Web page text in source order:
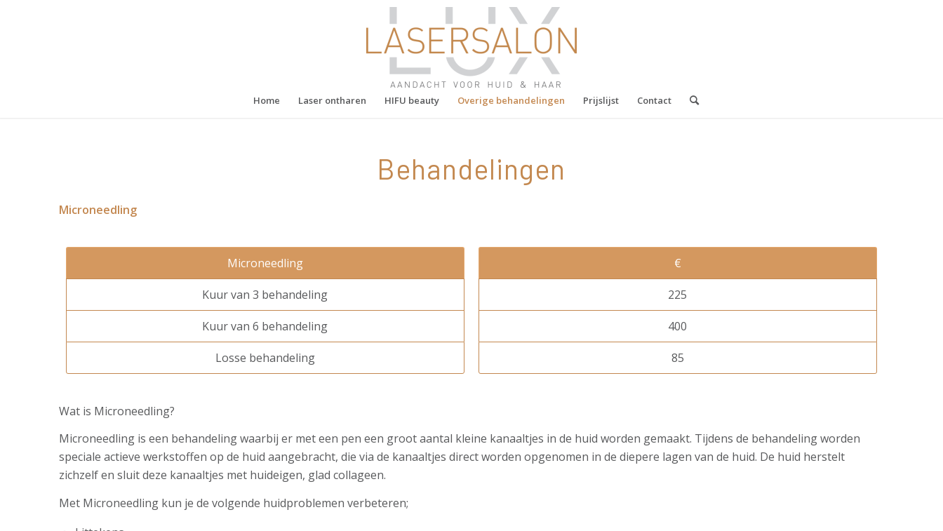
Home Laser ontharen HIFU beauty Overige behandelingen Prijslijst Contact
Behandelingen
Microneedling
Microneedling
Kuur van 3 behandeling
Kuur van 6 behandeling
Losse behandeling
€
225
400
85
Wat is Microneedling?
Microneedling is een behandeling waarbij er met een pen een groot aantal kleine kanaaltjes in de huid worden gemaakt. Tijdens de behandeling worden
speciale actieve werkstoffen op de huid aangebracht, die via de kanaaltjes direct worden opgenomen in de diepere lagen van de huid. De huid herstelt
zichzelf en sluit deze kanaaltjes met huideigen, glad collageen.
Met Microneedling kun je de volgende huidproblemen verbeteren;